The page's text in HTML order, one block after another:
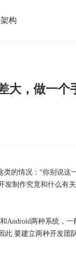
构
大，做一个
类的情况：“你别说
发制作究竟和什么有
Android两种系统，
要建立两种开发团